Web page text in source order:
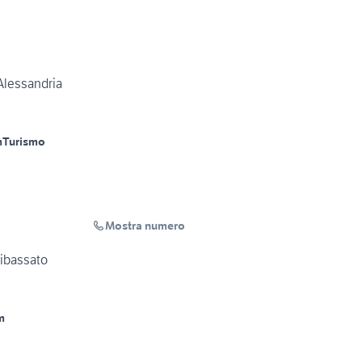
Turismo
Mostra numero
R 1250 GS 2021 ribassato